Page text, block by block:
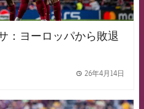
：ヨーロッパから敗退
26年4月14日
FCB Barcelona badge